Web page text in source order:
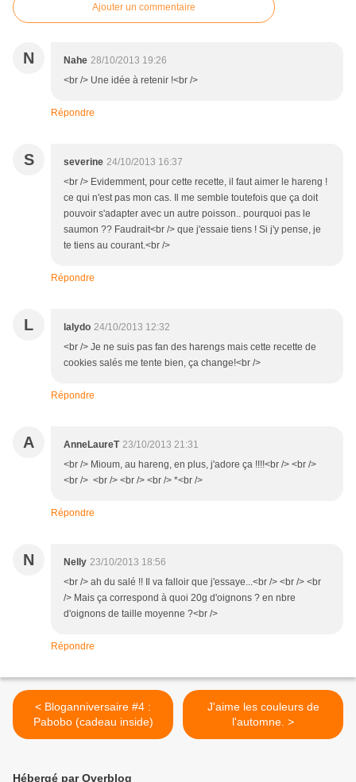
Ajouter un commentaire
N Nahe 28/10/2013 19:26
<br /> Une idée à retenir !<br />
Répondre
S severine 24/10/2013 16:37
<br /> Evidemment, pour cette recette, il faut aimer le hareng !
ce qui n'est pas mon cas. Il me semble toutefois que ça doit
pouvoir s'adapter avec un autre poisson.. pourquoi pas le
saumon ?? Faudrait<br /> que j'essaie tiens ! Si j'y pense, je
te tiens au courant.<br />
Répondre
L lalydo 24/10/2013 12:32
<br /> Je ne suis pas fan des harengs mais cette recette de
cookies salés me tente bien, ça change!<br />
Répondre
A AnneLaureT 23/10/2013 21:31
<br /> Mioum, au hareng, en plus, j'adore ça !!!!<br /> <br />
<br /> <br /> <br /> <br /> *<br />
Répondre
N Nelly 23/10/2013 18:56
<br /> ah du salé !! Il va falloir que j'essaye...<br /> <br /> <br
/> Mais ça correspond à quoi 20g d'oignons ? en nbre
d'oignons de taille moyenne ?<br />
Répondre
< Bloganniversaire #4 :
Pabobo (cadeau inside)
J'aime les couleurs de
l'automne. >
Hébergé par Overblog